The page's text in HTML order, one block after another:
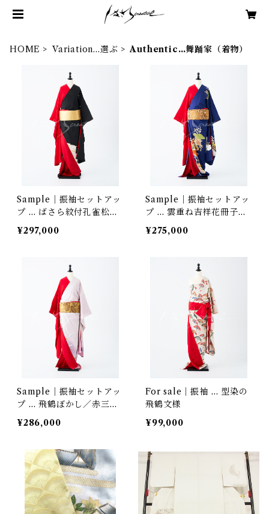
HOME Variation…選ぶ Authentic…舞踊家（着物）
Sample｜振袖セットアッ
プ … ばさら紋付孔雀松梅
／赤三越縮緬
¥297,000
Sample｜振袖セットアッ
プ … 雲重ね吉祥花冊子文
／赤三越縮緬
¥275,000
Sample｜振袖セットアッ
プ … 飛鶴ぼかし／赤三越
縮緬
¥286,000
For sale｜振袖 … 型染の
飛鶴文様
¥99,000